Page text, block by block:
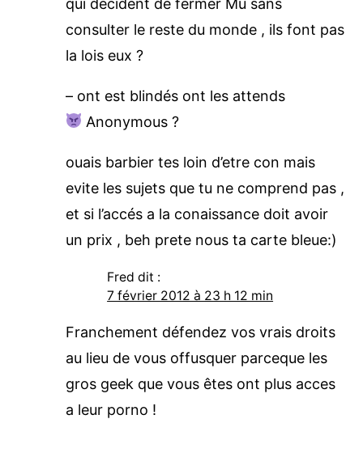
consulter le reste du monde , ils font pas
la lois eux ?
– ont est blindés ont les attends
Anonymous ?
ouais barbier tes loin d’etre con mais
evite les sujets que tu ne comprend pas ,
et si l’accés a la conaissance doit avoir
un prix , beh prete nous ta carte bleue:)
Fred dit :
7 février 2012 à 23 h 12 min
Franchement défendez vos vrais droits
au lieu de vous offusquer parceque les
gros geek que vous êtes ont plus acces
a leur porno !